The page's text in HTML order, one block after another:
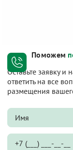
Поможем
Оставьте заявку и
ответить на все
размещения